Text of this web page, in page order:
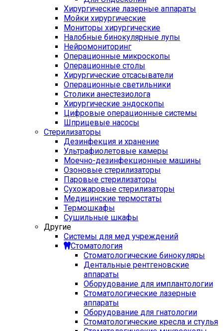
Хирургические лазерные аппараты
Мойки хирургические
Мониторы хирургические
Налобные бинокулярные лупы
Нейромониторинг
Операционные микроскопы
Операционные столы
Хирургические отсасыватели
Операционные светильники
Столики анестезиолога
Хирургические эндоскопы
Цифровые операционные системы
Шприцевые насосы
Стерилизаторы
Дезинфекция и хранение
Ультрафиолетовые камеры
Моечно-дезинфекционные машины
Озоновые стерилизаторы
Паровые стерилизаторы
Сухожаровые стерилизаторы
Медицинские термостаты
Термошкафы
Сушильные шкафы
Другие
Системы для мед учреждений
Стоматология
Стоматологические бинокуляры
Дентальные рентгеновские
аппараты
Оборудование для имплантологии
Стоматологические лазерные
аппараты
Оборудование для гнатологии
Стоматологические кресла и стулья